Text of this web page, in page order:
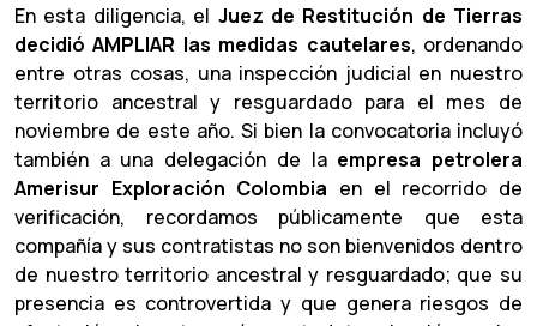
En esta diligencia, el Juez de Restitución de Tierras
decidió AMPLIAR las medidas cautelares, ordenando
entre otras cosas, una inspección judicial en nuestro
territorio ancestral y resguardado para el mes de
noviembre de este año. Si bien la convocatoria incluyó
también a una delegación de la empresa petrolera
Amerisur Exploración Colombia en el recorrido de
verificación, recordamos públicamente que esta
compañía y sus contratistas no son bienvenidos dentro
de nuestro territorio ancestral y resguardado; que su
presencia es controvertida y que genera riesgos de